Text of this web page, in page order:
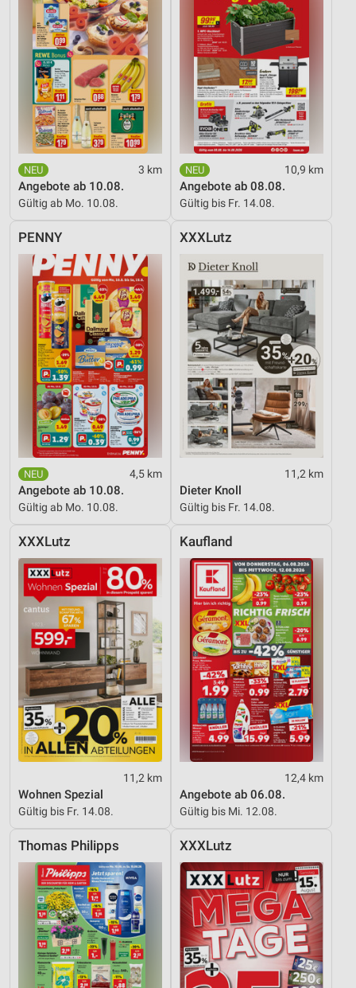
3 km
Angebote ab 10.08.
Gültig ab Mo. 10.08.
10,9 km
Angebote ab 08.08.
Gültig bis Fr. 14.08.
PENNY
4,5 km
Angebote ab 10.08.
Gültig ab Mo. 10.08.
XXXLutz
11,2 km
Dieter Knoll
Gültig bis Fr. 14.08.
XXXLutz
11,2 km
Wohnen Spezial
Gültig bis Fr. 14.08.
Kaufland
12,4 km
Angebote ab 06.08.
Gültig bis Mi. 12.08.
Thomas Philipps XXXLutz